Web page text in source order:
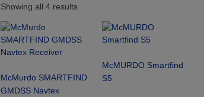
Showing all 4 results
McMurdo SMARTFIND
GMDSS Navtex
McMURDO Smartfind
S5